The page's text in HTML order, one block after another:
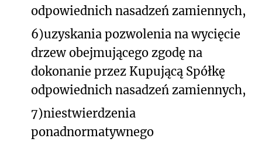
odpowiednich nasadzeń zamiennych,
6)uzyskania pozwolenia na wycięcie
drzew obejmującego zgodę na
dokonanie przez Kupującą Spółkę
odpowiednich nasadzeń zamiennych,
7)niestwierdzenia
ponadnormatywnego